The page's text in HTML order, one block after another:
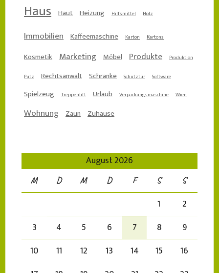
Haus Haut Heizung Hilfsmittel Holz
Immobilien Kaffeemaschine Karton Kartons
Kosmetik Marketing Möbel Produkte Produktion
Putz Rechtsanwalt Schranke Schutztür Software
Spielzeug Treppenlift Urlaub Verpackungsmaschine Wien
Wohnung Zaun Zuhause
August 2026
M D M D F S S
1
2
3
4 5 6 7 8
9
10
11 12 13 14 15
16